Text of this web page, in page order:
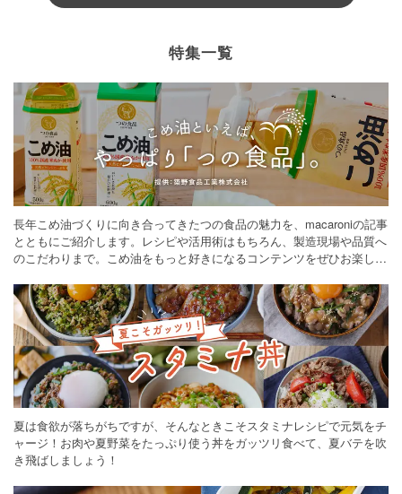
特集一覧
長年こめ油づくりに向き合ってきたつの食品の魅力を、macaroniの記事
とともにご紹介します。レシピや活用術はもちろん、製造現場や品質へ
のこだわりまで。こめ油をもっと好きになるコンテンツをぜひお楽しみ
夏は食欲が落ちがちですが、そんなときこそスタミナレシピで元気をチ
ャージ！お肉や夏野菜をたっぷり使う丼をガッツリ食べて、夏バテを吹
き飛ばしましょう！